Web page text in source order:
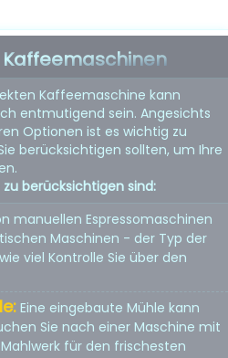
Kaffeemaschine kann
entmutigend sein. Angesichts
Optionen ist es wichtig zu
berücksichtigen sollten, um Ihre
berücksichtigen sind:
manuellen Espressomaschinen
Maschinen - der Typ der
viel Kontrolle Sie über den
Eine eingebaute Mühle kann
Sie nach einer Maschine mit
für den frischesten